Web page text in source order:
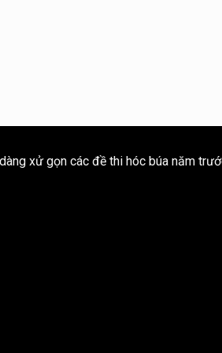
xử gọn các đề thi hóc búa năm